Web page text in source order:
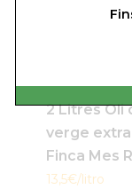
2 Litres Oli
verge extra
Finca Mes
13,5€/litro